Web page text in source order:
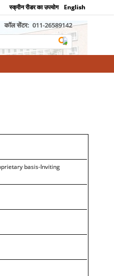
स्क्रीन रीडर का उपयोग English
कॉल सेंटर: 011-26589142
basis-Inviting